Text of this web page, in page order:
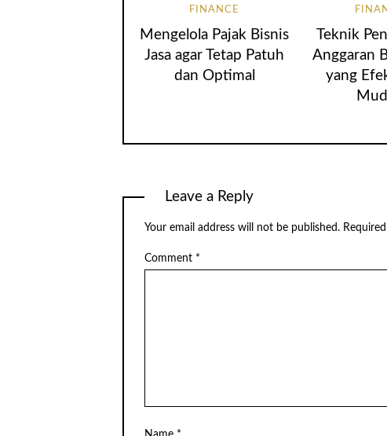
FINANCE
Mengelola Pajak Bisnis
Jasa agar Tetap Patuh
dan Optimal
Teknik
Anggaran
yang
Leave a Reply
Your email address will not be published.
Comment *